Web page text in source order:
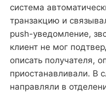
система
транзакцию и
push-уведомление,
клиент не мог
описать получателя,
приостанавливали. В
направляли в